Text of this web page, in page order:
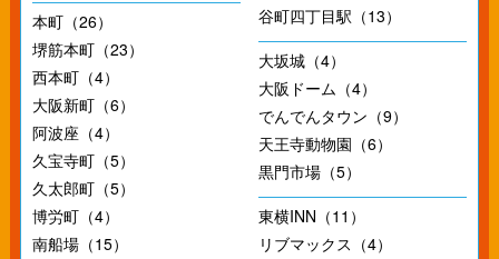
本町（26）
堺筋本町（23）
西本町（4）
大阪新町（6）
阿波座（4）
久宝寺町（5）
久太郎町（5）
博労町（4）
南船場（15）
谷町四丁目駅（13）
大坂城（4）
大阪ドーム（4）
でんでんタウン（9）
天王寺動物園（6）
黒門市場（5）
東横INN（11）
リブマックス（4）